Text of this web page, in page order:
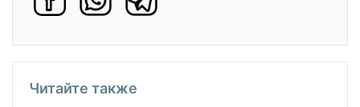
Читайте также